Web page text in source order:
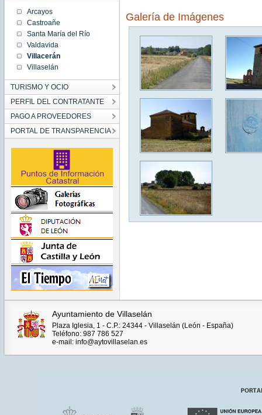
Arcayos
Castroañe
Santa María del Río
Valdavida
Villacerán
Villaselán
TURISMO Y OCIO
PERFIL DEL CONTRATANTE
PAGO A PROVEEDORES
PORTAL DE TRANSPARENCIA
Galería de Imágenes
Ayuntamiento de Villaselán
Plaza Iglesia, 1 - C.P.: 24344 - Villaselán (León - España)
Teléfono: 987 786 527
e-mail: info@aytovillaselan.es